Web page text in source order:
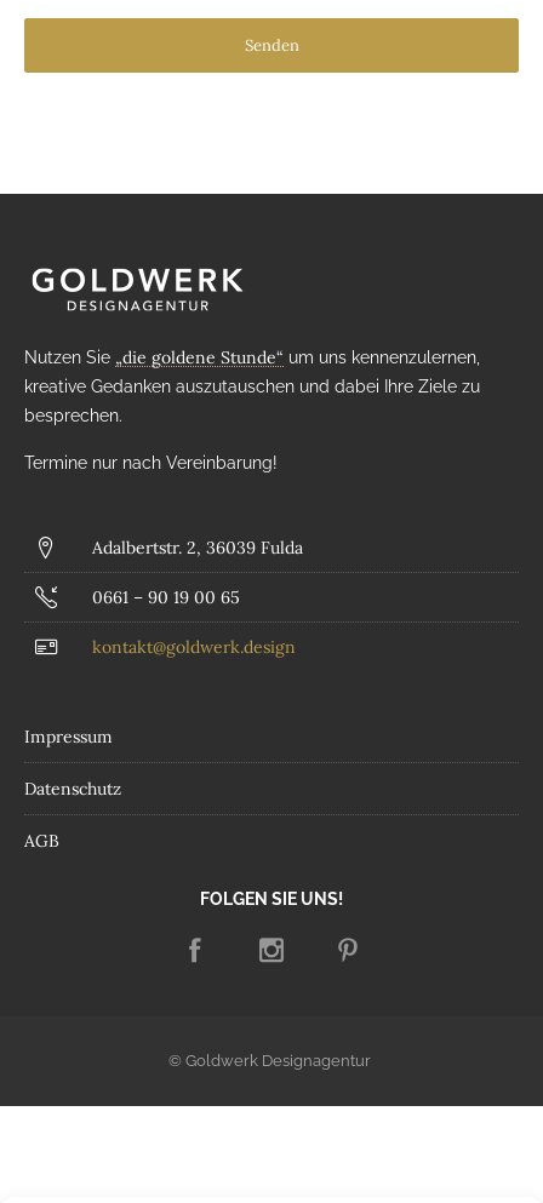
Nutzen Sie „die goldene Stunde“ um uns kennenzulernen,
kreative Gedanken auszutauschen und dabei Ihre Ziele zu
besprechen.
Termine nur nach Vereinbarung!
Adalbertstr. 2, 36039 Fulda
0661 – 90 19 00 65
kontakt@goldwerk.design
Impressum
Datenschutz
AGB
FOLGEN SIE UNS!